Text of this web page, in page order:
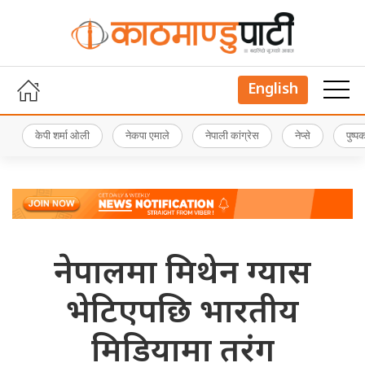
English
केपी शर्मा ओली नेकपा एमाले नेपाली कांग्रेस नेप्से
नेपालमा मिथेन ग्यास
भेटिएपछि भारतीय
मिडियामा तरंग